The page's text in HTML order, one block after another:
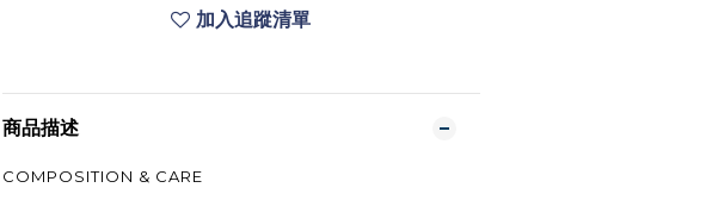
加入追蹤清單
商品描述
COMPOSITION & CARE